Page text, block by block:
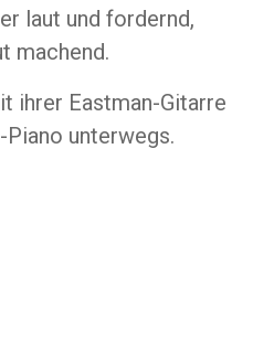
laut und fordernd,
machend.
ihrer Eastman-Gitarre
unterwegs.